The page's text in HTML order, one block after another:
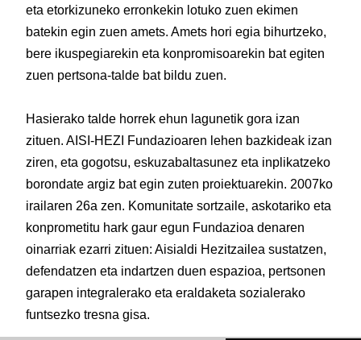
eta etorkizuneko erronkekin lotuko zuen ekimen
batekin egin zuen amets. Amets hori egia bihurtzeko,
bere ikuspegiarekin eta konpromisoarekin bat egiten
zuen pertsona-talde bat bildu zuen.
Hasierako talde horrek ehun lagunetik gora izan
zituen. AISI-HEZI Fundazioaren lehen bazkideak izan
ziren, eta gogotsu, eskuzabaltasunez eta inplikatzeko
borondate argiz bat egin zuten proiektuarekin. 2007ko
irailaren 26a zen. Komunitate sortzaile, askotariko eta
konprometitu hark gaur egun Fundazioa denaren
oinarriak ezarri zituen: Aisialdi Hezitzailea sustatzen,
defendatzen eta indartzen duen espazioa, pertsonen
garapen integralerako eta eraldaketa sozialerako
funtsezko tresna gisa.